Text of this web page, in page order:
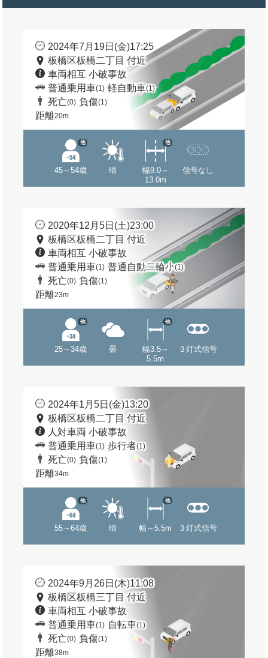
2024年7月19日(金)17:25
板橋区板橋二丁目 付近
車両相互 小破事故
普通乗用車(1) 軽自動車(1)
死亡(0) 負傷(1)
距離20m
45～54歳
他
晴
幅9.0～
13.0m
他
信号なし
2020年12月5日(土)23:00
板橋区板橋二丁目 付近
車両相互 小破事故
普通乗用車(1) 普通自動二輪小(1)
死亡(0) 負傷(1)
距離23m
25～34歳
他
曇
幅3.5～
5.5m
他
３灯式信号
2024年1月5日(金)13:20
板橋区板橋二丁目 付近
人対車両 小破事故
普通乗用車(1) 歩行者(1)
死亡(0) 負傷(1)
距離34m
55～64歳
他
晴 幅～5.5m
他
３灯式信号
2024年9月26日(木)11:08
板橋区板橋三丁目 付近
車両相互 小破事故
普通乗用車(1) 自転車(1)
死亡(0) 負傷(1)
距離38m